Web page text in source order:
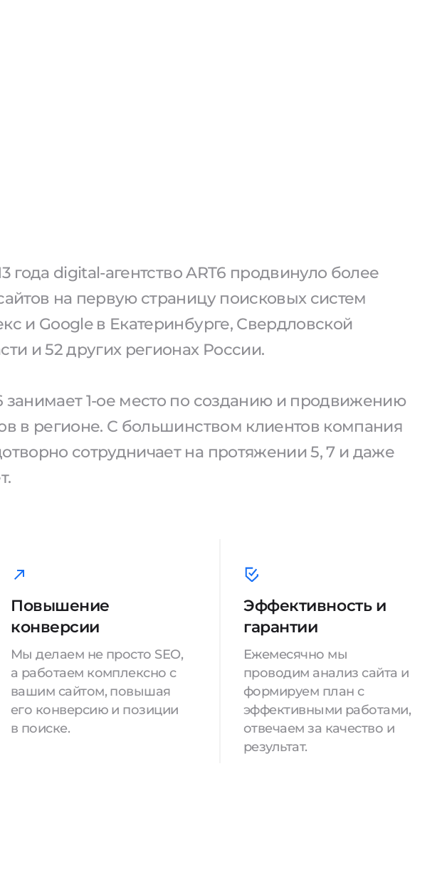
года digital-агентство ART6 продвинуло более
на первую страницу поисковых систем
и Google в Екатеринбурге, Свердловской
и 52 других регионах России.
занимает 1-ое место по созданию и продвижению
в регионе. С большинством клиентов компания
сотрудничает на протяжении 5, 7 и даже
Повышение
конверсии
Мы делаем не просто SEO,
а работаем комплексно с
вашим сайтом, повышая
его конверсию и позиции
в поиске.
Эффективность и
гарантии
Ежемесячно мы
проводим анализ сайта и
формируем план с
эффективными работами,
отвечаем за качество и
результат.